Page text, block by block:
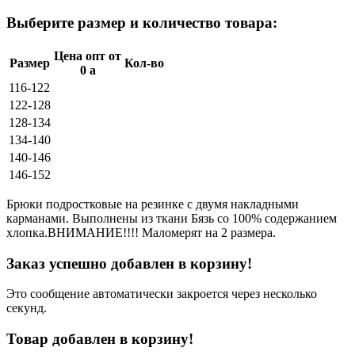
Выберите размер и количество товара:
Размер
Цена опт от
0 a
Кол-во
116-122
122-128
128-134
134-140
140-146
146-152
Брюки подростковые на резинке с двумя накладными
карманами. Выполнены из ткани Бязь со 100% содержанием
хлопка.ВНИМАНИЕ!!!! Маломерят на 2 размера.
Заказ успешно добавлен в корзину!
Это сообщение автоматически закроется через несколько
секунд.
Товар добавлен в корзину!